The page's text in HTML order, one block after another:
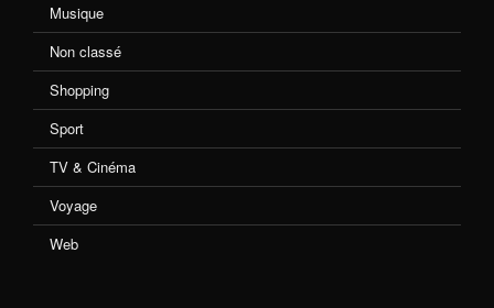
Musique
Non classé
Shopping
Sport
TV & Cinéma
Voyage
Web